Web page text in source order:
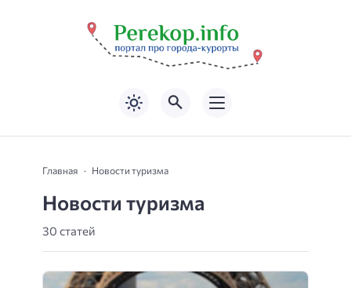
Главная Новости туризма
Новости туризма
30 статей